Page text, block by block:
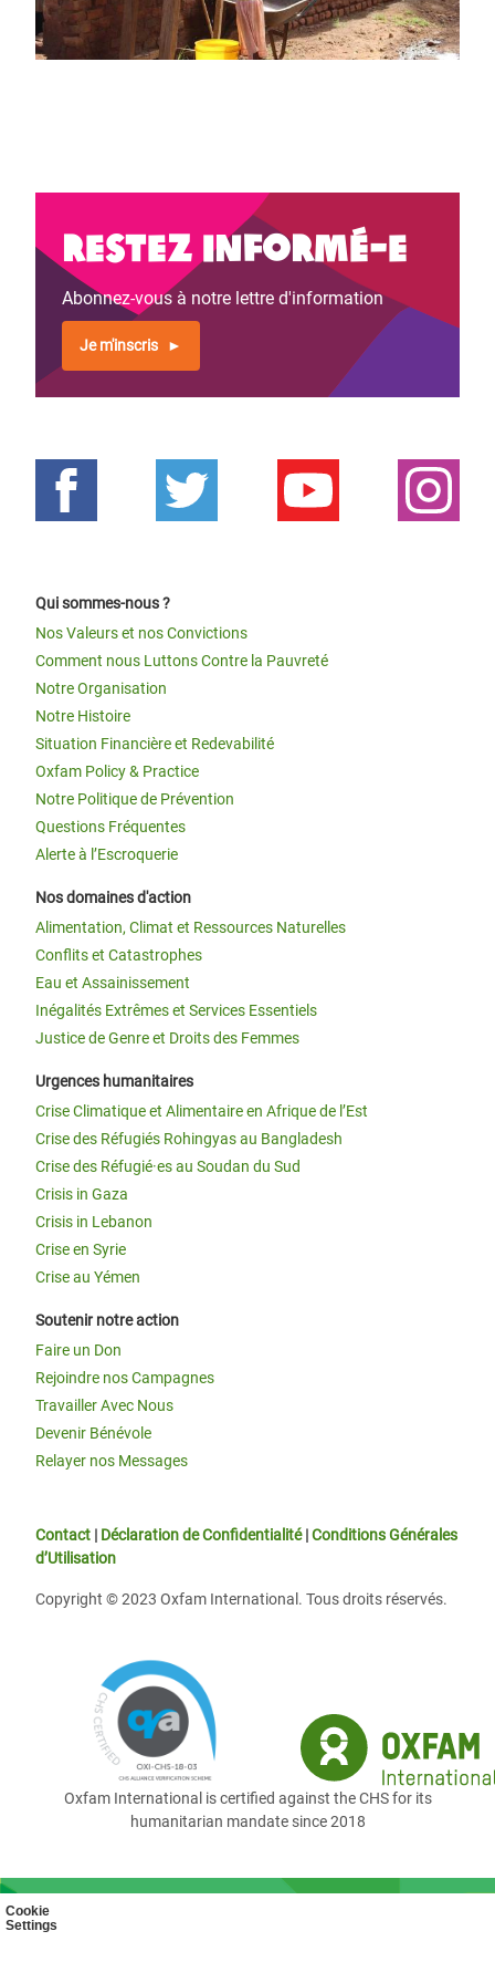
Cookie
Settings
Restez informé-e
Abonnez-vous à notre lettre d'information
Je m'inscris
Qui sommes-nous ?
Nos Valeurs et nos Convictions
Comment nous Luttons Contre la Pauvreté
Notre Organisation
Notre Histoire
Situation Financière et Redevabilité
Oxfam Policy & Practice
Notre Politique de Prévention
Questions Fréquentes
Alerte à l’Escroquerie
Nos domaines d'action
Alimentation, Climat et Ressources Naturelles
Conflits et Catastrophes
Eau et Assainissement
Inégalités Extrêmes et Services Essentiels
Justice de Genre et Droits des Femmes
Urgences humanitaires
Crise Climatique et Alimentaire en Afrique de l’Est
Crise des Réfugiés Rohingyas au Bangladesh
Crise des Réfugié·es au Soudan du Sud
Crisis in Gaza
Crisis in Lebanon
Crise en Syrie
Crise au Yémen
Soutenir notre action
Faire un Don
Rejoindre nos Campagnes
Travailler Avec Nous
Devenir Bénévole
Relayer nos Messages
Contact | Déclaration de Confidentialité|Conditions Générales
d’Utilisation
Copyright © 2023 Oxfam International. Tous droits réservés.
Oxfam International is certified against the CHS for its
humanitarian mandate since 2018